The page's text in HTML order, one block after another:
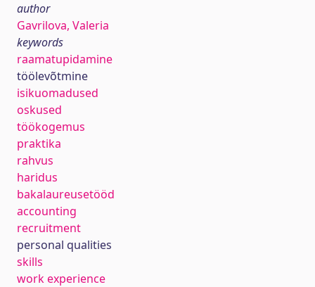
author
Gavrilova, Valeria
keywords
raamatupidamine
töölevõtmine
isikuomadused
oskused
töökogemus
praktika
rahvus
haridus
bakalaureusetööd
accounting
recruitment
personal qualities
skills
work experience